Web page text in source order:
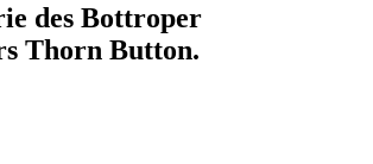
des Bottroper
Thorn Button.